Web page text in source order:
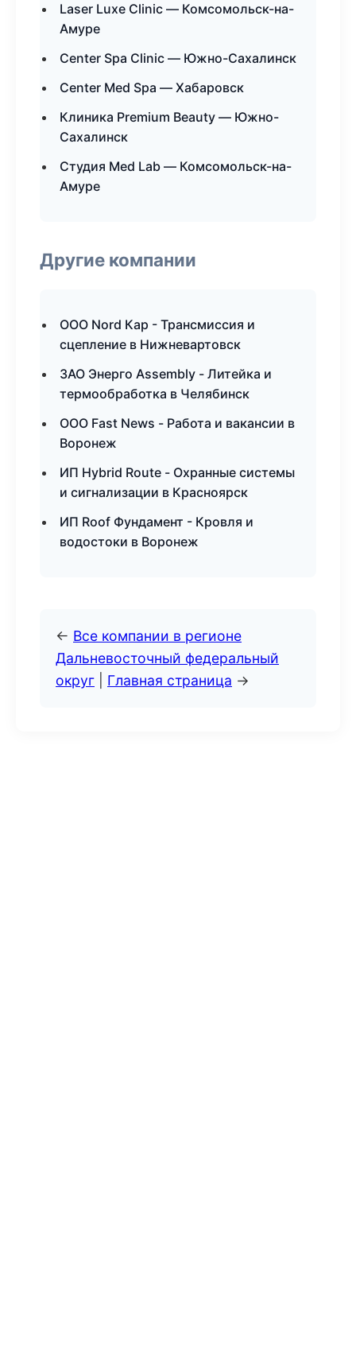
Laser Luxe Clinic — Комсомольск-на-
Амуре
Center Spa Clinic — Южно-Сахалинск
Center Med Spa — Хабаровск
Клиника Premium Beauty — Южно-
Сахалинск
Студия Med Lab — Комсомольск-на-
Амуре
Другие компании
ООО Nord Кар - Трансмиссия и
сцепление в Нижневартовск
ЗАО Энерго Assembly - Литейка и
термообработка в Челябинск
ООО Fast News - Работа и вакансии в
Воронеж
ИП Hybrid Route - Охранные системы
и сигнализации в Красноярск
ИП Roof Фундамент - Кровля и
водостоки в Воронеж
← Все компании в регионе
Дальневосточный федеральный
округ
Главная страница →